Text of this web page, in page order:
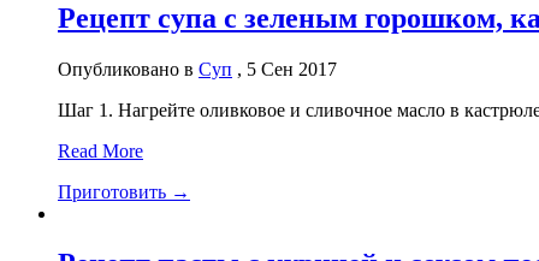
Рецепт супа с зеленым горошком,
Опубликовано в Суп , 5 Сен 2017
Шаг 1. Нагрейте оливковое и сливочное масло в
Read More
Приготовить →